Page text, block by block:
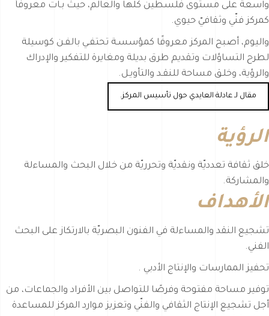
واسعة على مستوى فلسطين كلّها والعالم، حيث بـات معروفاً
كمركز فنّي وثقافيّ حيوي.
واليوم، أصبح المركز معروفًا كمؤسسـة تحتفـي بالفـن كوسيلة
لطرح التساؤلات وتقديم طرق بديلة ومغايرة للتفكير والإدراك
والرؤية، وخلـق مساحة للنقـد والتأويـل.
مقال لـ عادلة العايدي حول تأسيس المركز.
الرؤية
خلق ثقافة تعدديّة ونقديّة وتحرريّة من خلال البحث والمساءلة
والمشاركة.
الأهداف
تشجيع النقد والمساءلة في الفنون البصريّة بالارتكاز على البحث
الفني.
تحفيز الممارسات والإنتاج الأدبي .
توفير مساحة مفتوحة وفرصًا للتواصل بين الأفراد والجماعات، من
أجل تشجيع الإنتاج الثقافي والفنّي وتعزيز موارد المركز للمساعدة